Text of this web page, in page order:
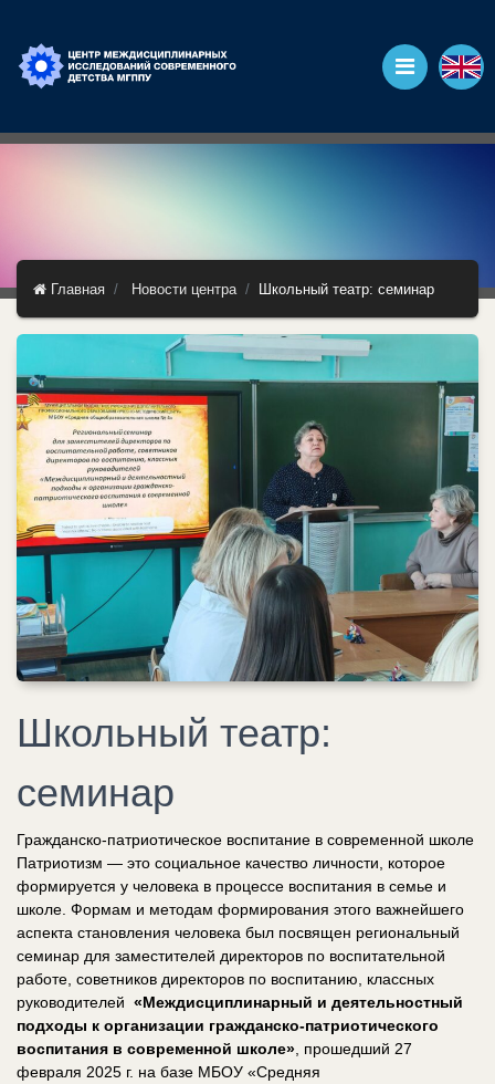
Главная Новости центра Школьный театр: семинар
Школьный театр:
семинар
Гражданско-патриотическое воспитание в современной школе
Патриотизм — это социальное качество личности, которое
формируется у человека в процессе воспитания в семье и
школе. Формам и методам формирования этого важнейшего
аспекта становления человека был посвящен региональный
семинар для заместителей директоров по воспитательной
работе, советников директоров по воспитанию, классных
руководителей «Междисциплинарный и деятельностный
подходы к организации гражданско-патриотического
воспитания в современной школе» , прошедший 27
февраля 2025 г. на базе МБОУ «Средняя